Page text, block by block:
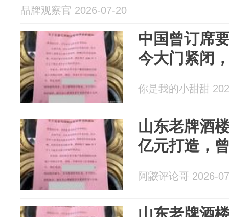
品牌观察官 2026-07-20
中国曾订席
今大门紧闭
你是我的小甜甜
山东老牌酒
亿元打造，
阿鼵评论哥 2026-